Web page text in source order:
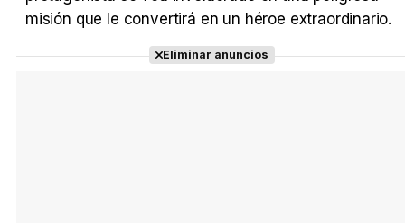
misión que le convertirá en un héroe extraordinario.
Eliminar anuncios